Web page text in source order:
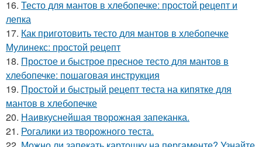
16. Тесто для мантов в хлебопечке: простой рецепт и
лепка
17. Как приготовить тесто для мантов в хлебопечке
Мулинекс: простой рецепт
18. Простое и быстрое пресное тесто для мантов в
хлебопечке: пошаговая инструкция
19. Простой и быстрый рецепт теста на кипятке для
мантов в хлебопечке
20. Наивкуснейшая творожная запеканка.
21. Рогалики из творожного теста.